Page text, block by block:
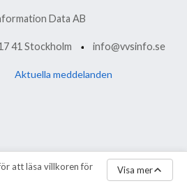
att läsa villkoren för Visa mer
Data AB
41 Stockholm info@vvsinfo.se
Aktuella meddelanden